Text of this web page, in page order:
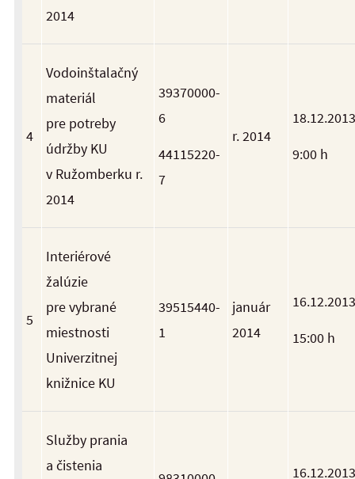
2014
4
Vodoinštalačný
materiál
pre potreby
údržby KU
v Ružomberku r.
2014
39370000-
6
44115220-
7
r. 2014
18.12.2013
9:00 h
5
Interiérové
žalúzie
pre vybrané
miestnosti
Univerzitnej
knižnice KU
39515440-
1
január
2014
16.12.2013
15:00 h
Služby prania
a čistenia
16.12.2013